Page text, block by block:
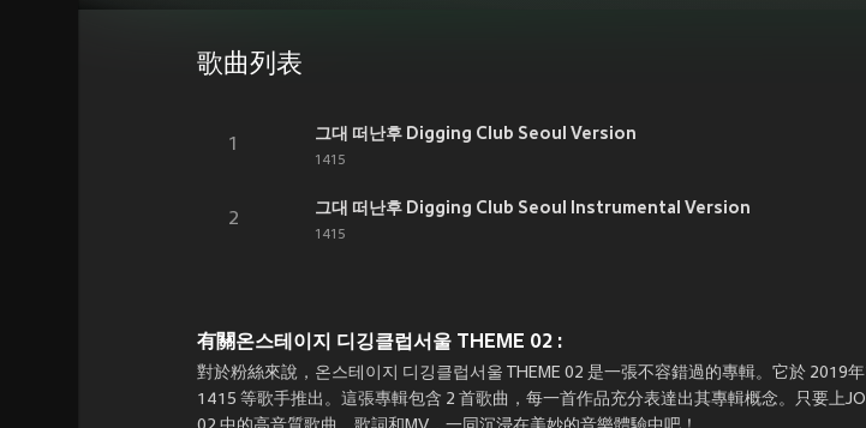
歌曲列表
1
그대 떠난후 Digging Club Seoul Version
1415
2
그대 떠난후 Digging Club Seoul Instrumental Version
1415
有關온스테이지 디깅클럽서울 THEME 02 :
對於粉絲來說，온스테이지 디깅클럽서울 THEME 02 是一張不容錯過的專輯。它於 2019
1415 等歌手推出。這張專輯包含 2 首歌曲，每一首作品充分表達出其專輯概念。只要上